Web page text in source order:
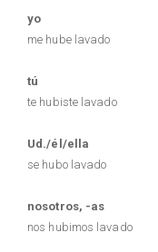
yo
me hube lavado
tú
te hubiste lavado
Ud./él/ella
se hubo lavado
nosotros, -as
nos hubimos lavado